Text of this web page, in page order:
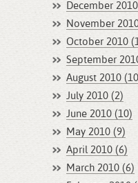
December
November
October 2010
September
August 2010
July 2010 (2)
June 2010 (10)
May 2010 (9)
April 2010 (6)
March 2010 (6)